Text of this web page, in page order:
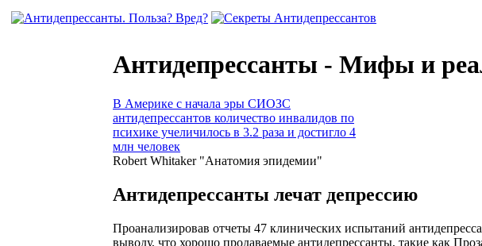
Антидепрессанты - Мифы и
В Америке с начала эры СИОЗС
антидепрессантов количество инвалидов по
психике учеличилось в 3.2 раза и достигло 4
млн человек
Robert Whitaker "Анатомия эпидемии"
Антидепрессанты лечат депрессию
Проанализировав отчеты 47 клинических испытаний
выводу, что хорошо продаваемые антидепрессанты, такие как